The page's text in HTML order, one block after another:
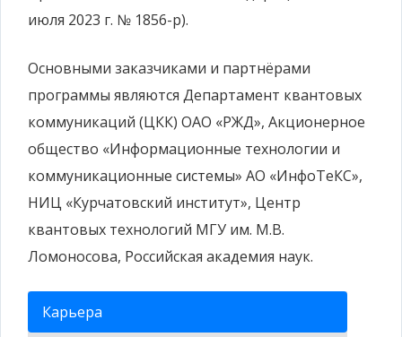
июля 2023 г. № 1856-р).
Основными заказчиками и партнёрами
программы являются Департамент квантовых
коммуникаций (ЦКК) ОАО «РЖД», Акционерное
общество «Информационные технологии и
коммуникационные системы» АО «ИнфоТеКС»,
НИЦ «Курчатовский институт», Центр
квантовых технологий МГУ им. М.В.
Ломоносова, Российская академия наук.
Карьера